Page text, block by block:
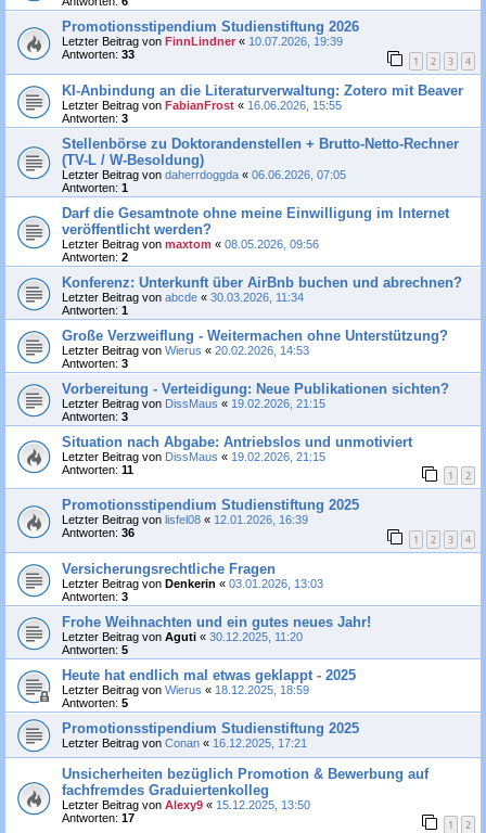
Promotionsstipendium Studienstiftung 2026
Letzter Beitrag von FinnLindner « 10.07.2026, 19:39
Antworten: 33 1 2 3 4
KI-Anbindung an die Literaturverwaltung: Zotero mit Beaver
Letzter Beitrag von FabianFrost « 16.06.2026, 15:55
Antworten: 3
Stellenbörse zu Doktorandenstellen + Brutto-Netto-Rechner
(TV-L / W-Besoldung)
Letzter Beitrag von daherrdoggda « 06.06.2026, 07:05
Antworten: 1
Darf die Gesamtnote ohne meine Einwilligung im Internet
veröffentlicht werden?
Letzter Beitrag von maxtom « 08.05.2026, 09:56
Antworten: 2
Konferenz: Unterkunft über AirBnb buchen und abrechnen?
Letzter Beitrag von abcde « 30.03.2026, 11:34
Antworten: 1
Große Verzweiflung - Weitermachen ohne Unterstützung?
Letzter Beitrag von Wierus « 20.02.2026, 14:53
Antworten: 3
Vorbereitung - Verteidigung: Neue Publikationen sichten?
Letzter Beitrag von DissMaus « 19.02.2026, 21:15
Antworten: 3
Situation nach Abgabe: Antriebslos und unmotiviert
Letzter Beitrag von DissMaus « 19.02.2026, 21:15
Antworten: 11 1 2
Promotionsstipendium Studienstiftung 2025
Letzter Beitrag von lisfel08 « 12.01.2026, 16:39
Antworten: 36 1 2 3 4
Versicherungsrechtliche Fragen
Letzter Beitrag von Denkerin « 03.01.2026, 13:03
Antworten: 3
Frohe Weihnachten und ein gutes neues Jahr!
Letzter Beitrag von Aguti « 30.12.2025, 11:20
Antworten: 5
Heute hat endlich mal etwas geklappt - 2025
Letzter Beitrag von Wierus « 18.12.2025, 18:59
Antworten: 5
Promotionsstipendium Studienstiftung 2025
Letzter Beitrag von Conan « 16.12.2025, 17:21
Unsicherheiten bezüglich Promotion & Bewerbung auf
fachfremdes Graduiertenkolleg
Letzter Beitrag von Alexy9 « 15.12.2025, 13:50
Antworten: 17 1 2